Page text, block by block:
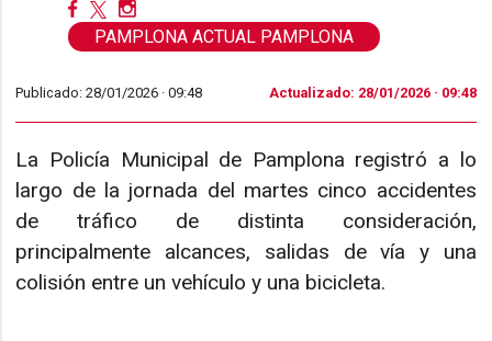
PAMPLONA ACTUAL PAMPLONA
Publicado: 28/01/2026 ·09:48 Actualizado: 28/01/2026 · 09:48
La Policía Municipal de Pamplona registró a lo
largo de la jornada del martes cinco accidentes
de tráfico de distinta consideración,
principalmente alcances, salidas de vía y una
colisión entre un vehículo y una bicicleta.